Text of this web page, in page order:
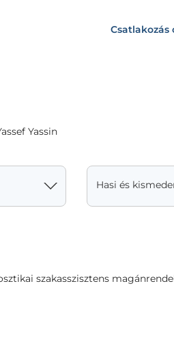
Csatlakozás
Yassin
szakasszisztens